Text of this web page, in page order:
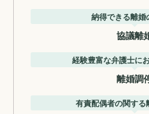
納得できる離婚
協議離
経験豊富な弁護士に
離婚調
有責配偶者の関する